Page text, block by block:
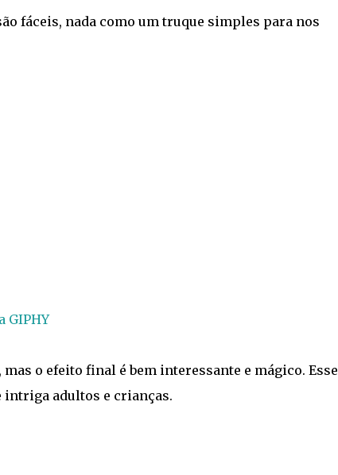
fáceis, nada como um truque simples para nos
GIPHY
o efeito final é bem interessante e mágico. Esse
intriga adultos e crianças.